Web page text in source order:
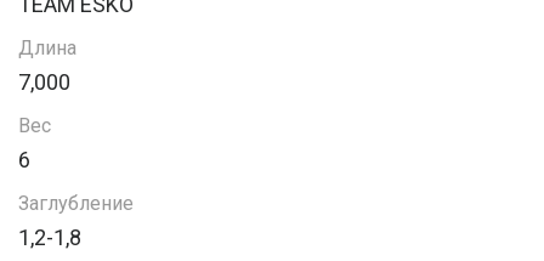
Длина
7,000
Вес
6
Заглубление
1,2-1,8